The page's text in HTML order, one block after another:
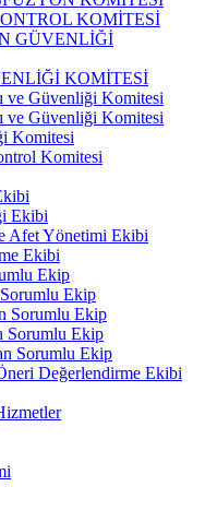
KOMİTESİ
GÜVENLİĞİ
KOMİTESİ
ve Güvenliği Komitesi
ve Güvenliği Komitesi
Komitesi
Komitesi
Ekibi
Afet Yönetimi Ekibi
Ekibi
Ekip
Ekip
Sorumlu Ekip
Sorumlu Ekip
Sorumlu Ekip
Değerlendirme Ekibi